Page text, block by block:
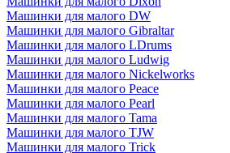
Машинки для малого DW
Машинки для малого Gibraltar
Машинки для малого LDrums
Машинки для малого Ludwig
Машинки для малого Nickelworks
Машинки для малого Peace
Машинки для малого Pearl
Машинки для малого Tama
Машинки для малого TJW
Машинки для малого Trick